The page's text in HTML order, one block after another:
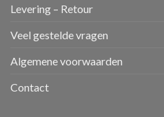
Levering – Retour
Veel gestelde vragen
Algemene voorwaarden
Contact